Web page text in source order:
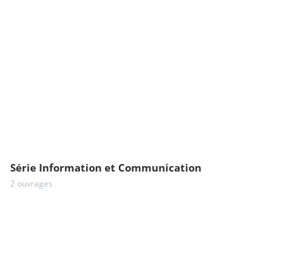
Série Information et Communication
2 ouvrages